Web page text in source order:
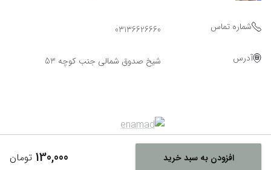
افزودن به سبد خرید 130,000 تومان
شماره تماس 03136626660
آدرس شیخ صدوق شمالی جنب کوچه 53